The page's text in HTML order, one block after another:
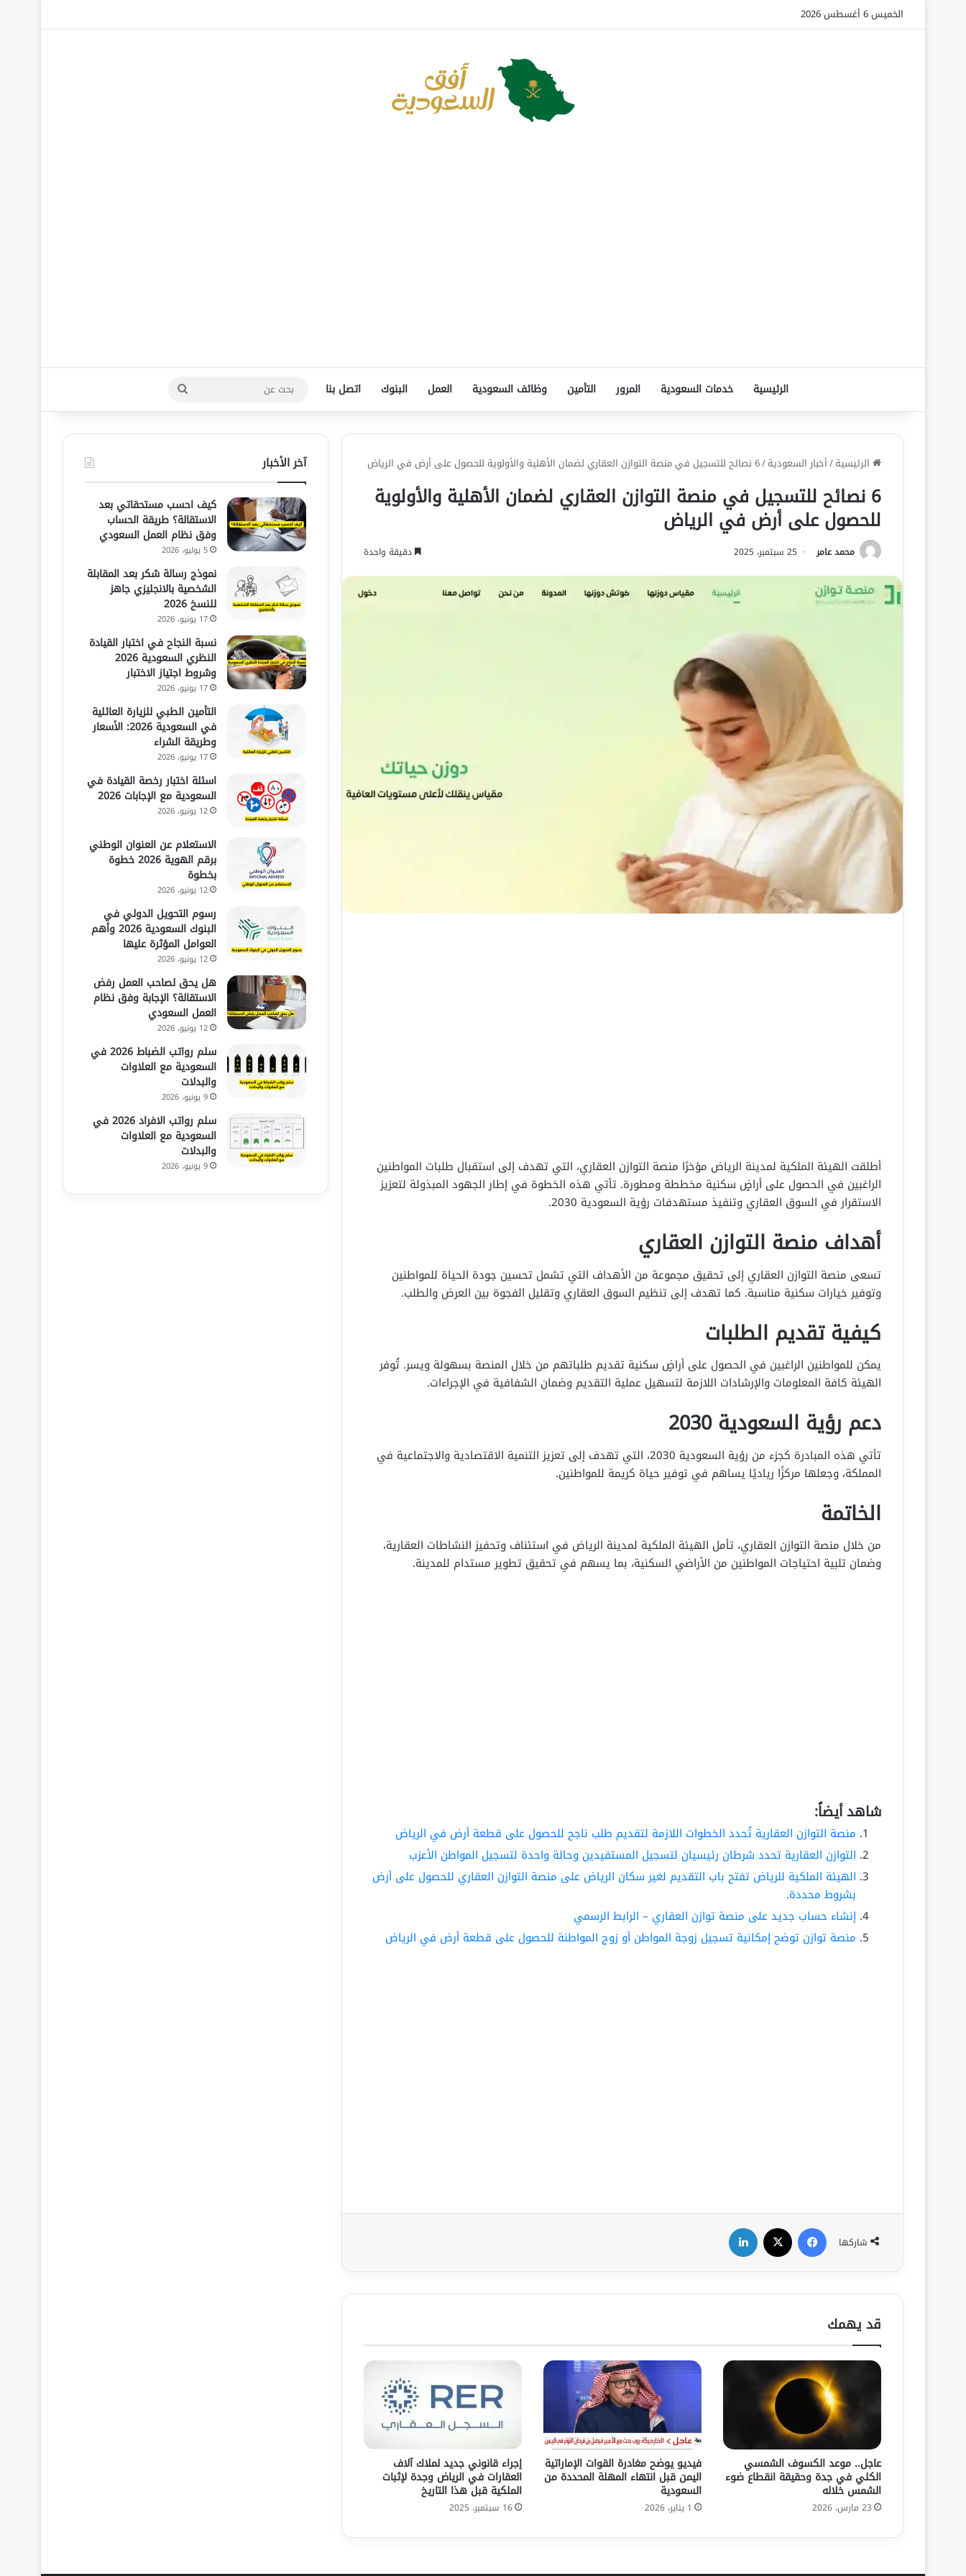
الخميس 6 أغسطس 2026
الرئيسية خدمات السعودية المرور التأمين وظائف السعودية العمل البنوك اتصل بنا
بحث
عن
الرئيسية/أخبار السعودية/6 نصائح للتسجيل في منصة التوازن العقاري لضمان الأهلية والأولوية للحصول على أرض في الرياض
6 نصائح للتسجيل في منصة التوازن العقاري لضمان الأهلية والأولوية
للحصول على أرض في الرياض
محمد عامر 25 سبتمبر، 2025 دقيقة واحدة
أطلقت الهيئة الملكية لمدينة الرياض مؤخرًا منصة التوازن العقاري، التي تهدف إلى استقبال طلبات المواطنين
الراغبين في الحصول على أراضٍ سكنية مخططة ومطورة. تأتي هذه الخطوة في إطار الجهود المبذولة لتعزيز
الاستقرار في السوق العقاري وتنفيذ مستهدفات رؤية السعودية 2030.
أهداف منصة التوازن العقاري
تسعى منصة التوازن العقاري إلى تحقيق مجموعة من الأهداف التي تشمل تحسين جودة الحياة للمواطنين
وتوفير خيارات سكنية مناسبة. كما تهدف إلى تنظيم السوق العقاري وتقليل الفجوة بين العرض والطلب.
كيفية تقديم الطلبات
يمكن للمواطنين الراغبين في الحصول على أراضٍ سكنية تقديم طلباتهم من خلال المنصة بسهولة ويسر. تُوفر
الهيئة كافة المعلومات والإرشادات اللازمة لتسهيل عملية التقديم وضمان الشفافية في الإجراءات.
دعم رؤية السعودية 2030
تأتي هذه المبادرة كجزء من رؤية السعودية 2030، التي تهدف إلى تعزيز التنمية الاقتصادية والاجتماعية في
المملكة، وجعلها مركزًا رياديًا يساهم في توفير حياة كريمة للمواطنين.
الخاتمة
من خلال منصة التوازن العقاري، تأمل الهيئة الملكية لمدينة الرياض في استئناف وتحفيز النشاطات العقارية،
وضمان تلبية احتياجات المواطنين من الأراضي السكنية، بما يسهم في تحقيق تطوير مستدام للمدينة.
شاهد أيضاً:
منصة التوازن العقارية تُحدد الخطوات اللازمة لتقديم طلب ناجح للحصول على قطعة أرض في الرياض
التوازن العقارية تحدد شرطان رئيسيان لتسجيل المستفيدين وحالة واحدة لتسجيل المواطن الأعزب
الهيئة الملكية للرياض تفتح باب التقديم لغير سكان الرياض على منصة التوازن العقاري للحصول على أرض
بشروط محددة.
إنشاء حساب جديد على منصة توازن العقاري – الرابط الرسمي
منصة توازن توضح إمكانية تسجيل زوجة المواطن أو زوج المواطنة للحصول على قطعة أرض في الرياض
شاركها
فيسبوك
قد يهمك
عاجل.. موعد الكسوف الشمسي
الكلي في جدة وحقيقة انقطاع ضوء
الشمس خلاله
23 مارس، 2026
فيديو يوضح مغادرة القوات الإماراتية
اليمن قبل انتهاء المهلة المحددة من
السعودية
1 يناير، 2026
إجراء قانوني جديد لملاك آلاف
العقارات في الرياض وجدة لإثبات
الملكية قبل هذا التاريخ
16 سبتمبر، 2025
آخر الأخبار
كيف احسب مستحقاتي بعد
الاستقالة؟ طريقة الحساب
وفق نظام العمل السعودي
5 يوليو، 2026
نموذج رسالة شكر بعد المقابلة
الشخصية بالانجليزي جاهز
للنسخ 2026
17 يونيو، 2026
نسبة النجاح في اختبار القيادة
النظري السعودية 2026
وشروط اجتياز الاختبار
17 يونيو، 2026
التأمين الطبي للزيارة العائلية
في السعودية 2026: الأسعار
وطريقة الشراء
17 يونيو، 2026
اسئلة اختبار رخصة القيادة في
السعودية مع الإجابات 2026
12 يونيو، 2026
الاستعلام عن العنوان الوطني
برقم الهوية 2026 خطوة
بخطوة
12 يونيو، 2026
رسوم التحويل الدولي في
البنوك السعودية 2026 وأهم
العوامل المؤثرة عليها
12 يونيو، 2026
هل يحق لصاحب العمل رفض
الاستقالة؟ الإجابة وفق نظام
العمل السعودي
12 يونيو، 2026
سلم رواتب الضباط 2026 في
السعودية مع العلاوات
والبدلات
9 يونيو، 2026
سلم رواتب الافراد 2026 في
السعودية مع العلاوات
والبدلات
9 يونيو، 2026